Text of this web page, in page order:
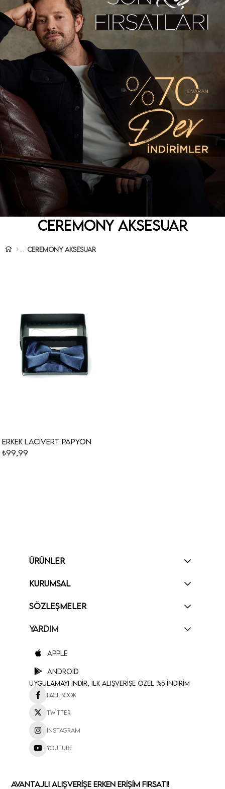
CEREMONY AKSESUAR
CEREMONY AKSESUAR
Erkek Lacivert Papyon
₺99,99
ÜRÜNLER
KURUMSAL
SÖZLEŞMELER
YARDIM
Apple
Android
Uygulamayı İndir, İlk Alışverişe Özel %5 İndirim
Facebook
Twitter
Instagram
Youtube
Avantajlı Alışverişe Erken Erişim Fırsatı!